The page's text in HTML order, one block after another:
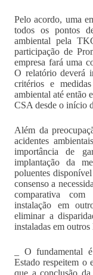
Pelo acordo, uma
todos os pontos
ambiental pela
participação de
empresa fará uma
O relatório deverá
critérios e
ambiental até então
CSA desde o início
Além da
acidentes
importância de
implantação da
poluentes
consenso a
comparativa
instalação em
eliminar a
instaladas em
_ O
Estado respeitem o
que a conclusão